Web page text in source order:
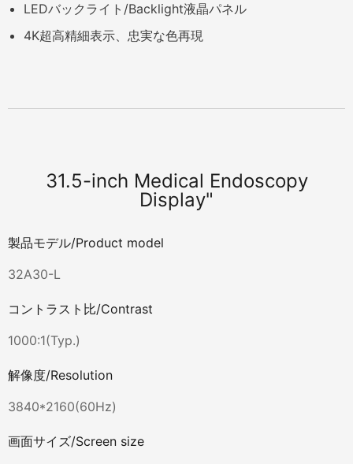
LEDバックライト/Backlight液晶パネル
4K超高精細表示、忠実な色再現
31.5-inch Medical Endoscopy
Display"
製品モデル/Product model
32A30-L
コントラスト比/Contrast
1000:1(Typ.)
解像度/Resolution
3840*2160(60Hz)
画面サイズ/Screen size